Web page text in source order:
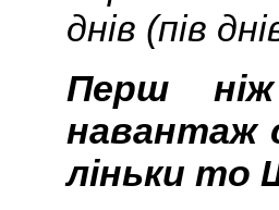
днів (пів
Перш
навантаж
ліньки то